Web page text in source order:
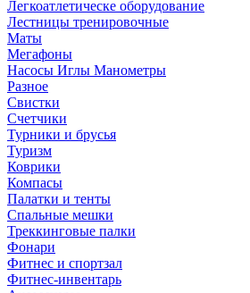
Легкоатлетическе оборудование
Лестницы тренировочные
Маты
Мегафоны
Насосы Иглы Манометры
Разное
Свистки
Счетчики
Турники и брусья
Туризм
Коврики
Компасы
Палатки и тенты
Спальные мешки
Треккинговые палки
Фонари
Фитнес и спортзал
Фитнес-инвентарь